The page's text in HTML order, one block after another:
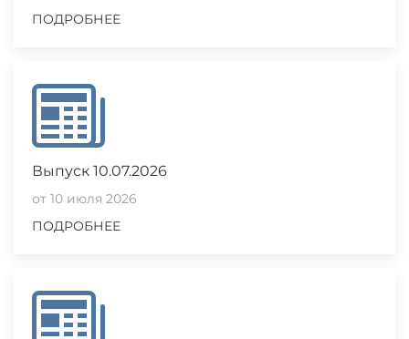
ПОДРОБНЕЕ
Выпуск 10.07.2026
от 10 июля 2026
ПОДРОБНЕЕ